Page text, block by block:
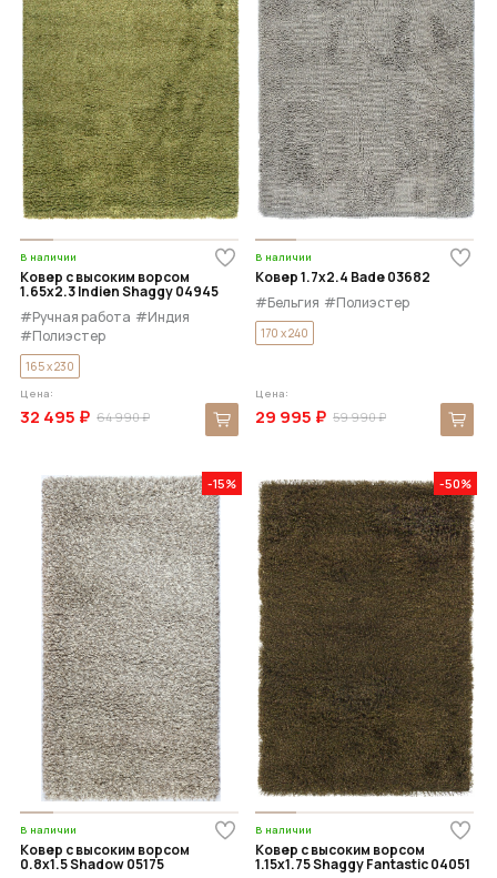
В наличии
Ковер с высоким ворсом
1.65x2.3 Indien Shaggy 04945
#Ручная работа #Индия
#Полиэстер
165 x 230
Цена:
64 990 ₽
32 495 ₽
В наличии
Ковер 1.7x2.4 Bade 03682
#Бельгия #Полиэстер
170 x 240
Цена:
59 990 ₽
29 995 ₽
-15%
В наличии
Ковер с высоким ворсом
0.8x1.5 Shadow 05175
-50%
В наличии
Ковер с высоким ворсом
1.15x1.75 Shaggy Fantastic 04051